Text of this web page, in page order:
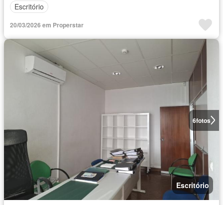
Escritório
20/03/2026 em Properstar
6fotos
Escritório